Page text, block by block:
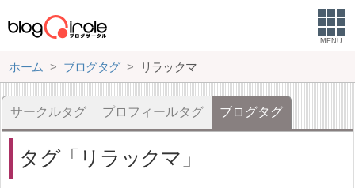
MENU
ホーム ブログタグ リラックマ
サークルタグ プロフィールタグ ブログタグ
タグ リラックマ